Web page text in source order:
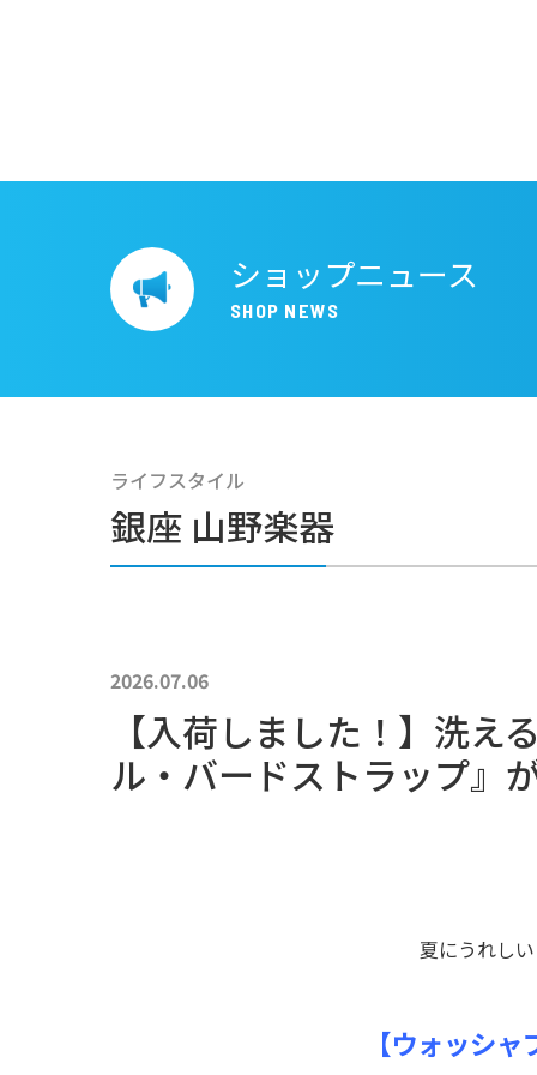
イベントスペース
ショップニュース
SHOP NEWS
ライフスタイル
銀座 山野楽器
2026.07.06
【入荷しました！】洗
ル・バードストラップ』
夏にうれし
【ウォッシ